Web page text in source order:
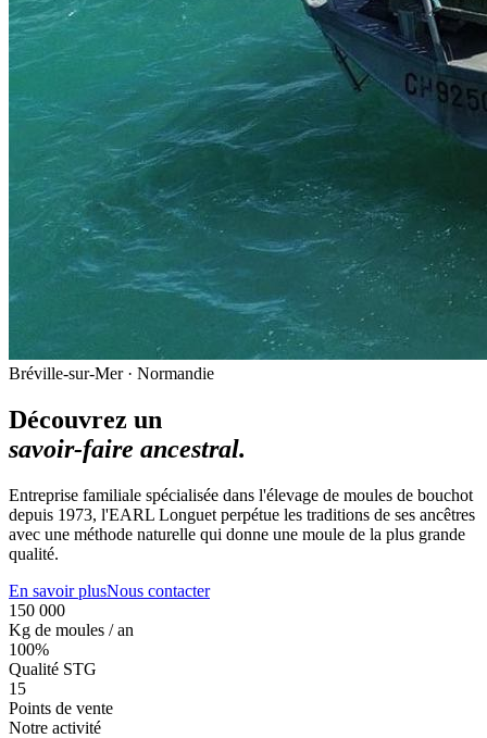
Bréville-sur-Mer · Normandie
Découvrez un
savoir-faire ancestral.
Entreprise familiale spécialisée dans l'élevage de moules de bouchot
depuis 1973, l'EARL Longuet perpétue les traditions de ses ancêtres
avec une méthode naturelle qui donne une moule de la plus grande
qualité.
En savoir plusNous contacter
150 000
Kg de moules / an
100%
Qualité STG
15
Points de vente
Notre activité